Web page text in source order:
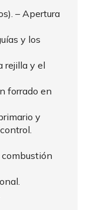
– Apertura
y los
rejilla y el
forrado en
y